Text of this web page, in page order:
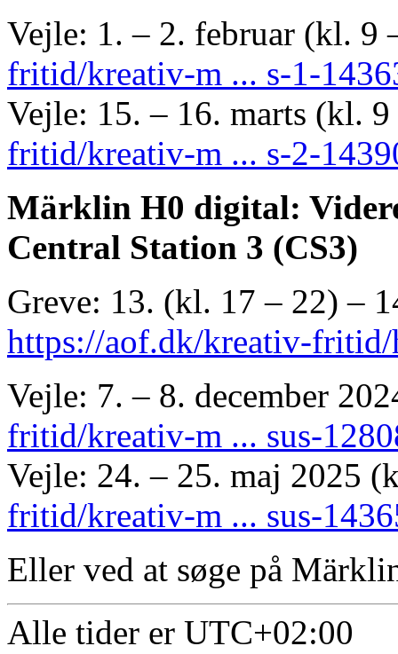
Vejle: 1. – 2. februar (kl. 9
fritid/kreativ-m ... s-1-
Vejle: 15. – 16. marts (kl.
fritid/kreativ-m ... s-2-
Märklin H0 digital:
Central Station 3 (CS3)
Greve: 13. (kl. 17 – 22) –
https://aof.dk/kreativ-fritid/
Vejle: 7. – 8. december
fritid/kreativ-m ... sus-
Vejle: 24. – 25. maj 2025
fritid/kreativ-m ... sus-
Eller ved at søge på
Alle tider er UTC+02:00